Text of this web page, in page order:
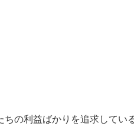
の利益ばかりを追求している